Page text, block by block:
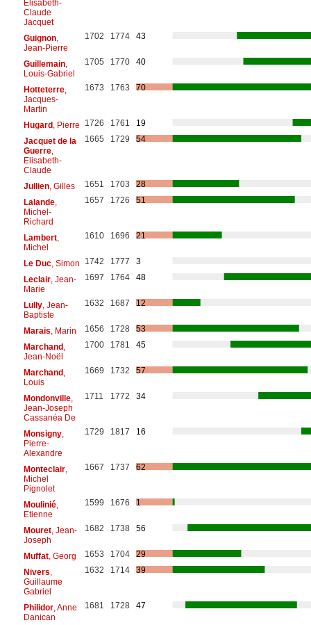
Elisabeth-
Claude
Jacquet
Guignon,
Jean-Pierre
1702 1774 43
Guillemain,
Louis-Gabriel
1705 1770 40
Hotteterre,
Jacques-
Martin
1673 1763 70
Hugard, Pierre 1726 1761
19
Jacquet de la
Guerre,
Elisabeth-
Claude
1665 1729 54
Jullien, Gilles 1651 1703
28
Lalande,
Michel-
Richard
1657 1726 51
Lambert,
Michel
1610 1696 21
Le Duc, Simon 1742 1777
3
Leclair, Jean-
Marie
1697 1764 48
Lully, Jean-
Baptiste
1632 1687 12
Marais , Marin 1656 1728
53
Marchand,
Jean-Noël
1700 1781 45
Marchand,
Louis
1669 1732 57
Mondonville,
Jean-Joseph
Cassanéa De
1711 1772 34
Monsigny,
Pierre-
Alexandre
1729 1817 16
Monteclair,
Michel
Pignolet
1667 1737 62
Moulinié,
Etienne
1599 1676 1
Mouret, Jean-
Joseph
1682 1738 56
Muffat, Georg 1653 1704
29
Nivers
Guillaume
Gabriel
1632 1714 39
Philidor, Anne
Danican
1681 1728 47